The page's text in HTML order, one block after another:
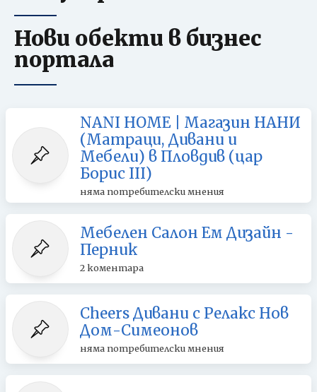
Нови обекти в бизнес
портала
NANI HOME | Mагазин НАНИ
(Матраци, Дивани и
Мебели) в Пловдив (цар
Борис III)
няма потребителски мнения
Мебелен Салон Ем Дизайн -
Перник
2 коментара
Cheers Дивани с Релакс Нов
Дом-Симеонов
няма потребителски мнения